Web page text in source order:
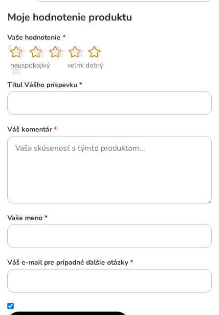
Moje hodnotenie produktu
Vaše hodnotenie *
1
neuspokojivý
2
3
4
5
veľmi dobrý
Titul Vášho príspevku *
Váš komentár *
Vaše meno *
Váš e-mail pre prípadné ďalšie otázky *